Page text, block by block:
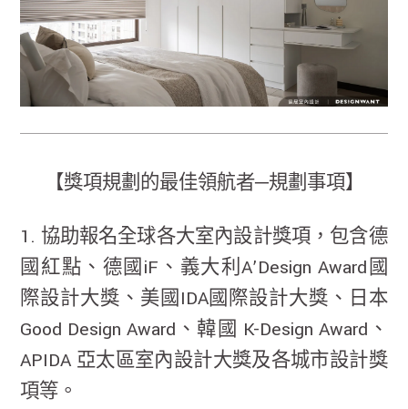
【獎項規劃的最佳領航者─規劃事項】
1. 協助報名全球各大室內設計獎項，包含德
國紅點、德國iF、義大利A’Design Award國
際設計大獎、美國IDA國際設計大獎、日本
Good Design Award、韓國 K-Design Award、
APIDA 亞太區室內設計大獎及各城市設計獎
項等。